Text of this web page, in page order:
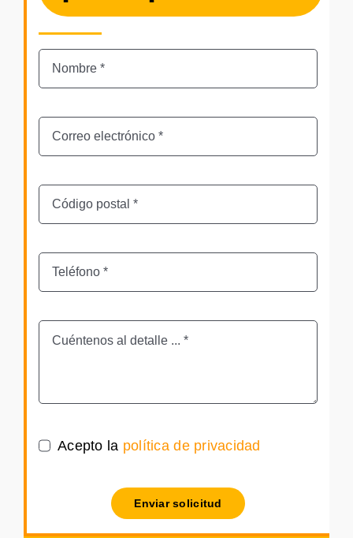
Acepto la política de privacidad
Enviar solicitud